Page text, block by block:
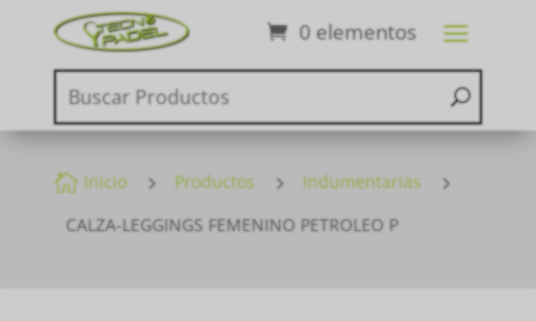
0 elementos
 Inicio 5 Productos 5 Indumentarias 5
CALZA-LEGGINGS FEMENINO PETROLEO P